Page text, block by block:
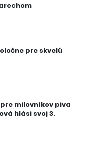
pre skvelú
milovníkov piva
hlási svoj 3.